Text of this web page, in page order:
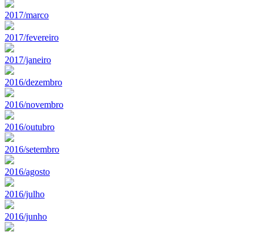
2017/marco
2017/fevereiro
2017/janeiro
2016/dezembro
2016/novembro
2016/outubro
2016/setembro
2016/agosto
2016/julho
2016/junho